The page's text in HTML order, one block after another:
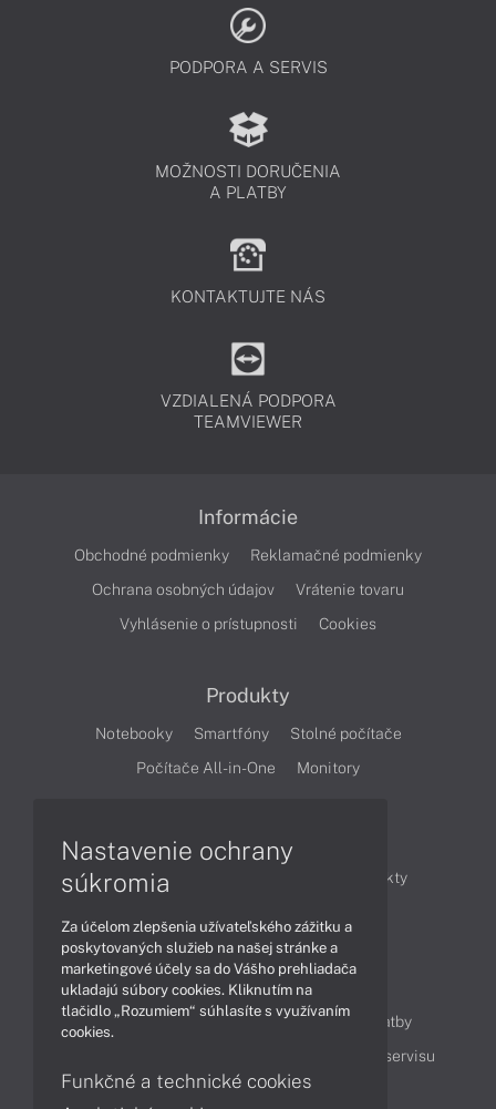
PODPORA A SERVIS
MOŽNOSTI DORUČENIA
A PLATBY
KONTAKTUJTE NÁS
VZDIALENÁ PODPORA
TEAMVIEWER
Informácie
Obchodné podmienky
Reklamačné podmienky
Ochrana osobných údajov
Vrátenie tovaru
Vyhlásenie o prístupnosti
Cookies
Produkty
Notebooky Smartfóny
Stolné počítače
Počítače All-in-One
Monitory
Články
Obchodné informácie
Produkty
Obsah
Ako nakupovať
Možnosti doručenia a platby
Cenník servisu
Nastavenie ochrany
súkromia
Za účelom zlepšenia užívateľského zážitku a
poskytovaných služieb na našej stránke a
marketingové účely sa do Vášho prehliadača
ukladajú súbory cookies. Kliknutím na
tlačidlo „Rozumiem“ súhlasíte s využívaním
cookies.
Funkčné a technické cookies